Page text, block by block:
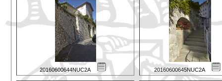
20160600644NUC2A 20160600645NUC2A